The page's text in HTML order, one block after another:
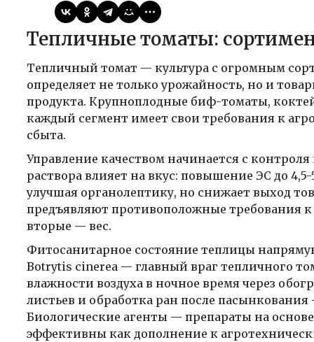
Тепличные томаты:
Тепличный томат — культура с огромным
определяет не только урожайность, но и
продукта. Крупноплодные биф-томаты,
каждый сегмент имеет свои требования к
сбыта.
Управление качеством начинается с
раствора влияет на вкус: повышение ЭС до
улучшая органолептику, но снижает выход
предъявляют противоположные требования
вторые — вес.
Фитосанитарное состояние теплицы
Botrytis cinerea — главный враг тепличного
влажности воздуха в ночное время через
листьев и обработка ран после
Биологические агенты — препараты на
эффективны как дополнение к